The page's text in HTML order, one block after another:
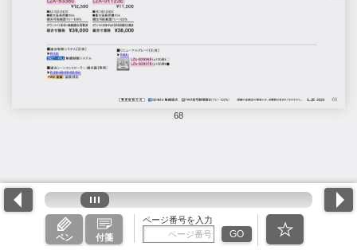
68
ペン 付箋
ページ番号を入力
GO